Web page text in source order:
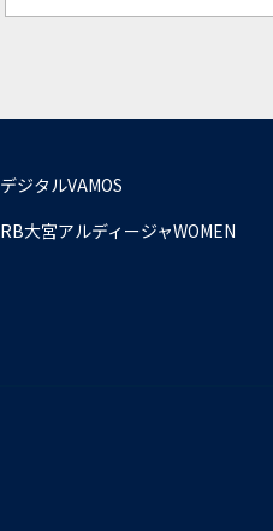
デジタルVAMOS
RB大宮アルディージャWOMEN